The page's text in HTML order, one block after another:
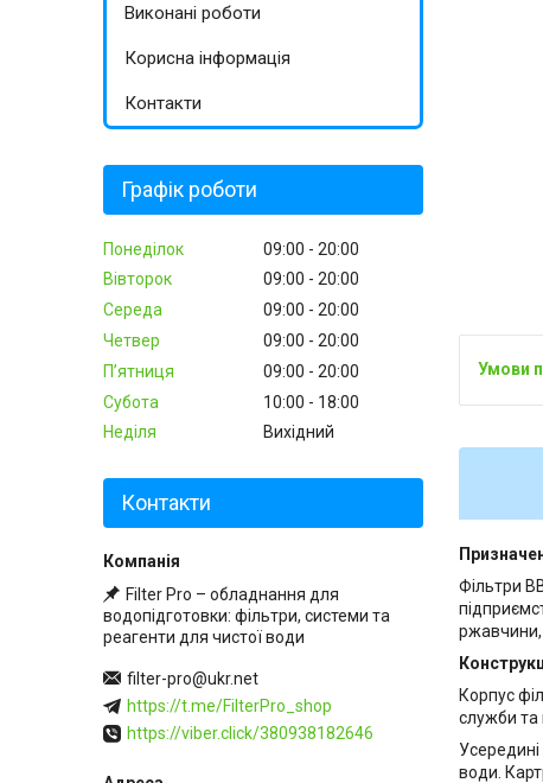
Фільтри
ржавчини,
Корпус
служби та
води.
Виконані роботи
Корисна інформація
Контакти
Графік роботи
Понеділок 09:00
20:00
Вівторок
09:00
20:00
Середа
09:00
20:00
Четвер
09:00
20:00
Пʼятниця
09:00
20:00
Субота
10:00
18:00
Неділя
Вихідний
Контакти
Filter Pro – обладнання для
водопідготовки: фільтри, системи та
реагенти для чистої води
filter-pro@ukr.net
https://t.me/FilterPro_shop
https://viber.click/380938182646